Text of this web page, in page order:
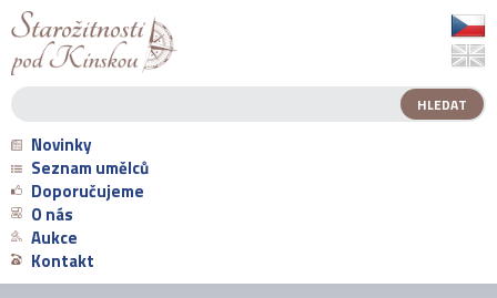
Novinky
Seznam umělců
Doporučujeme
O nás
Aukce
Kontakt